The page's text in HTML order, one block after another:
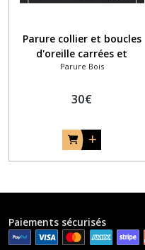
Parure collier et boucles
d'oreille carrées et
batonnet en marqueterie
Parure Bois
30€
Paiements sécurisés